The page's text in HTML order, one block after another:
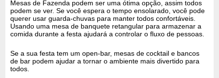
Mesas de Fazenda podem ser uma ótima opção, assim todos
podem se ver. Se você espera o tempo ensolarado, você pode
querer usar guarda-chuvas para manter todos confortáveis.
Usando uma mesa de banquete retangular para armazenar a
comida durante a festa ajudará a controlar o fluxo de pessoas.
Se a sua festa tem um open-bar, mesas de cocktail e bancos
de bar podem ajudar a tornar o ambiente mais divertido para
todos.